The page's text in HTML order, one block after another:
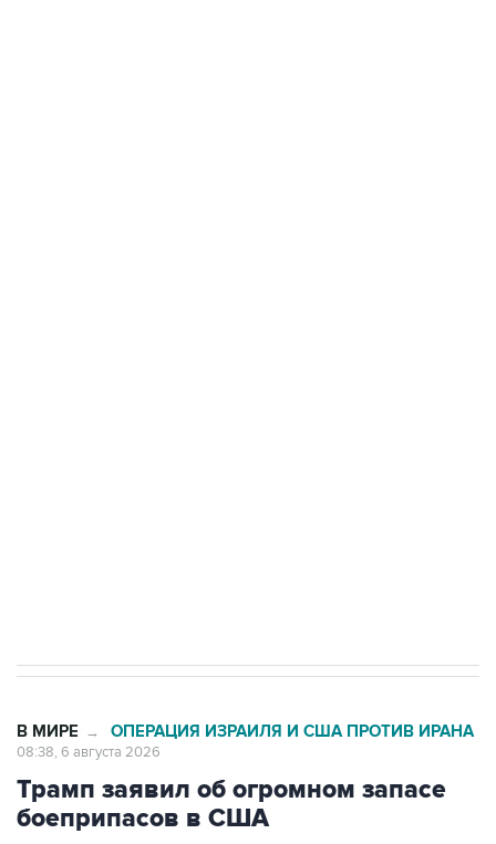
В МИРЕ → ОПЕРАЦИЯ ИЗРАИЛЯ И США ПРОТИВ ИРАНА
08:38, 6 августа 2026
Трамп заявил об огромном запасе
боеприпасов в США